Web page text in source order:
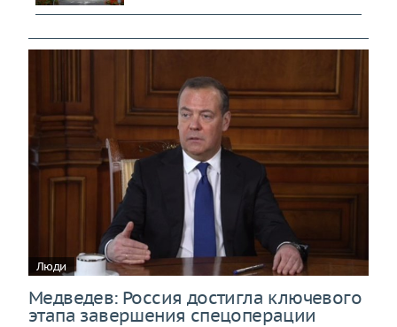
Люди
Медведев: Россия достигла ключевого
этапа завершения спецоперации